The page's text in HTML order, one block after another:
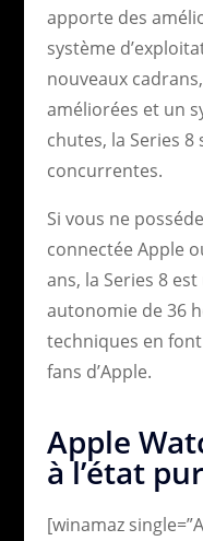
apporte des
système
nouveaux
améliorées et un
chutes, la Series 8
concurrentes.
Si vous ne
connectée Apple
ans, la Series 8
autonomie de 36
techniques en
fans d’Apple.
Apple
à l’état pur
[winamaz